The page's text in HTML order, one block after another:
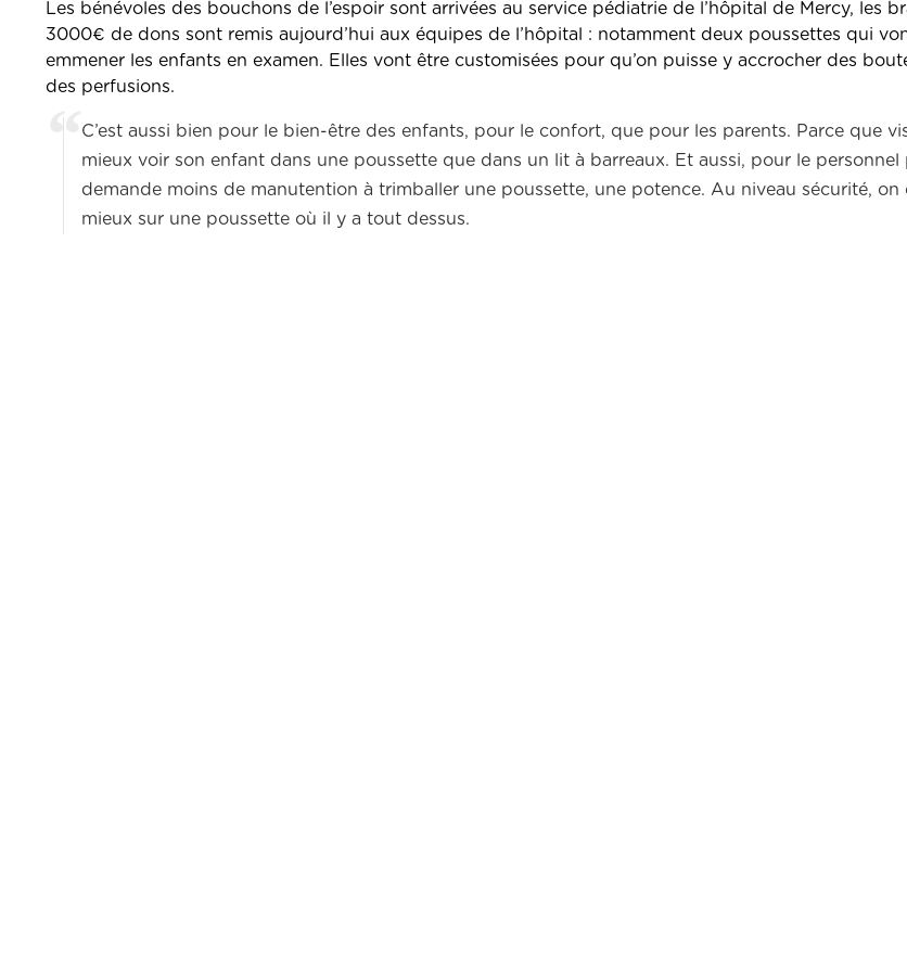
Les bénévoles des bouchons de l’espoir sont arrivées au service pédiatrie de l’hôpital de Mercy, les
3000€ de dons sont remis aujourd’hui aux équipes de l’hôpital : notamment deux poussettes qui
emmener les enfants en examen. Elles vont être customisées pour qu’on puisse y accrocher des
des perfusions.
C’est aussi bien pour le bien-être des enfants, pour le confort, que pour les parents. Parce que
mieux voir son enfant dans une poussette que dans un lit à barreaux. Et aussi, pour le personnel
demande moins de manutention à trimballer une poussette, une potence. Au niveau sécurité, on
mieux sur une poussette où il y a tout dessus.